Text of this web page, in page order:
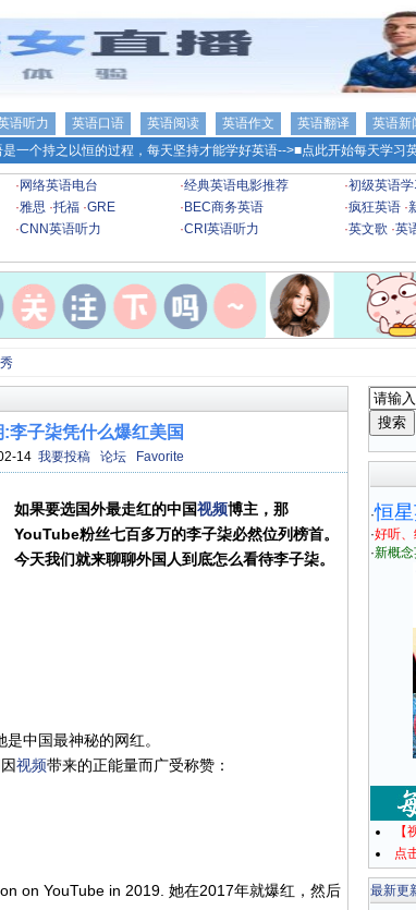
语听力 英语口语 英语阅读 英语作文 英语翻译 英语新
一个持之以恒的过程，每天坚持才能学好英语-->■点此开始每天学习
· 网络英语电台 ·经典英语电影推荐 ·初级英语学
·雅思 ·托福 ·GRE · BEC商务英语 ·疯狂英语 ·
·CNN英语听力 ·CRI英语听力 ·英文歌 ·英
李子柒凭什么爆红美国
14 我要投稿 论坛 Favorite
如果要选国外最走红的中国视频博主，那
YouTube粉丝七百多万的李子柒必然位列榜首。
今天我们就来聊聊外国人到底怎么看待李子柒。
中国最神秘的网红。
视频带来的正能量而广受称赞：
on YouTube in 2019. 她在2017年就爆红，然后
·恒
·好听
·新概
点
最新更